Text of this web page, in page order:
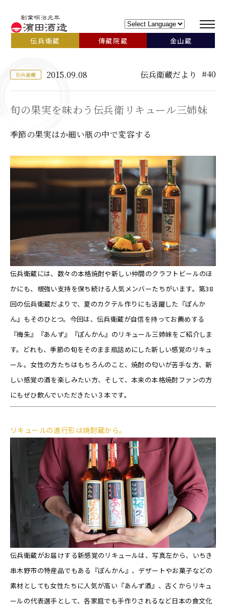
伝兵衛蔵 傳藏院蔵 金山蔵
伝兵衛蔵 2015.09.08 伝兵衛蔵だより #40
旬の果実を味わう伝兵衛リキュール三姉妹
季節の果実はか細い瓶の中で変容する
伝兵衛蔵には、数々の本格焼酎や新しい仲間のクラフトビールのほ
かにも、根強い支持を保ち続ける人気メンバーたちがいます。第38
回の伝兵衛蔵だよりで、夏のカクテル作りにも活躍した『ぽんか
ん』もそのひとつ。今回は、伝兵衛蔵が自信を持ってお薦めする
『梅朱』『あんず』『ぽんかん』のリキュール三姉妹をご紹介しま
す。どれも、季節の旬をそのまま瓶詰めにした新しい感覚のリキュ
ール。女性の方たちはもちろんのこと、焼酎の匂いが苦手な方、新
しい感覚の酒を楽しみたい方、そして、本来の本格焼酎ファンの方
にもぜひ飲んでいただきたい３本です。
リキュールの進行形は焼酎蔵から。
伝兵衛蔵がお届けする新感覚のリキュールは、写真左から、いちき
串木野市の特産品でもある『ぽんかん』、デザートやお菓子などの
素材としても女性たちに人気が高い『あんず酒』、古くからリキュ
ールの代表選手として、各家庭でも手作りされるなど日本の食文化